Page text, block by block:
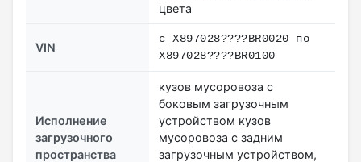
цвета
VIN
с X897028????BR0020 по
X897028????BR0100
Исполнение
загрузочного
пространства
кузов мусоровоза с
боковым загрузочным
устройством кузов
мусоровоза с задним
загрузочным устройством,